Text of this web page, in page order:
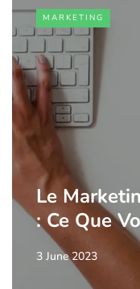
MARKETING
Le
: Ce Que
3 June 2023